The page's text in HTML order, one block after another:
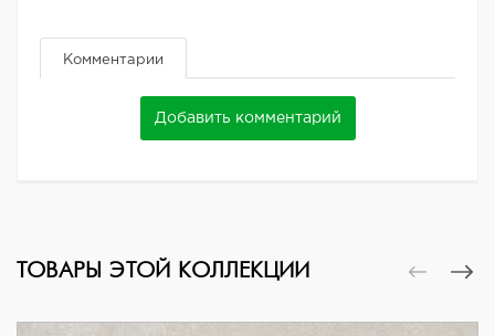
Комментарии
Добавить комментарий
ТОВАРЫ ЭТОЙ КОЛЛЕКЦИИ